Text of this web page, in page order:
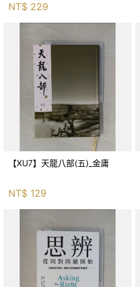
NT$ 229
【XU7】天龍八部(五)_金庸
NT$ 129